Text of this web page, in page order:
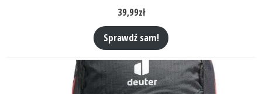
39,99zł
Sprawdź sam!